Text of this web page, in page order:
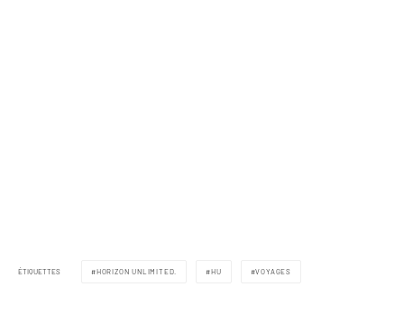
ÉTIQUETTES HORIZON UNLIMITED. HU VOYAGES